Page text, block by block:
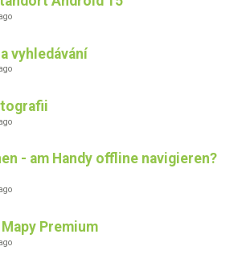
vyhledávání
- am Handy offline navigieren?
Premium